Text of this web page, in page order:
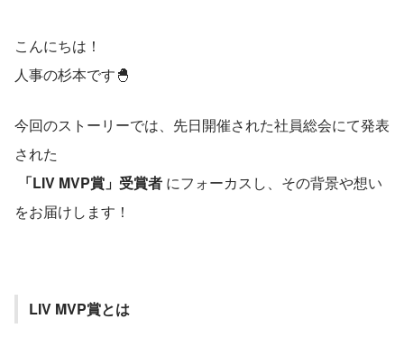
こんにちは！
人事の杉本です🐣
今回のストーリーでは、先日開催された社員総会にて発表
された
「LIV MVP賞」受賞者 にフォーカスし、その背景や想い
をお届けします！
LIV MVP賞とは